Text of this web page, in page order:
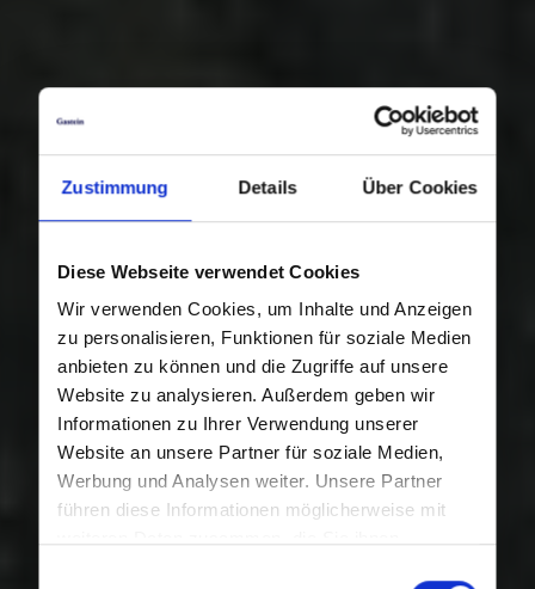
Zustimmung Details Über Cookies
Diese Webseite verwendet Cookies
Wir verwenden Cookies, um Inhalte und Anzeigen
zu personalisieren, Funktionen für soziale Medien
anbieten zu können und die Zugriffe auf unsere
Website zu analysieren. Außerdem geben wir
Informationen zu Ihrer Verwendung unserer
Website an unsere Partner für soziale Medien,
Werbung und Analysen weiter. Unsere Partner
führen diese Informationen möglicherweise mit